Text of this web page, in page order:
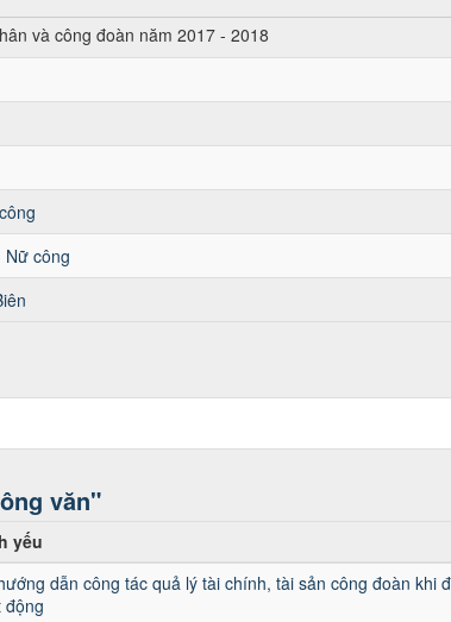
và công đoàn năm 2017 - 2018
Nữ công
văn"
yếu
dẫn công tác quả lý tài chính, tài sản công đoàn khi
động